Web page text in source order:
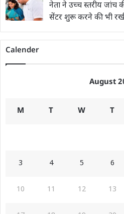
नेता ने उच्च स्तरीय जांच
सेंटर शुरू करने की भी
Calender
August
M T W T
3 4 5 6
10 11 12 13